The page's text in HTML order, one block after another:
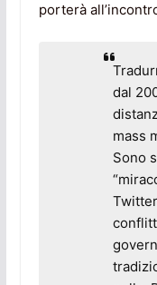
porterà
dal
mass
Sono